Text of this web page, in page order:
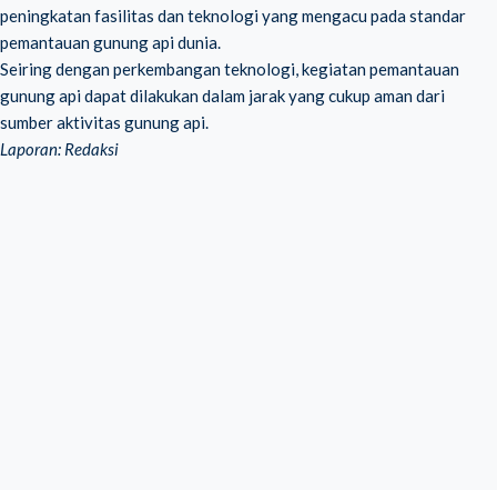
peningkatan fasilitas dan teknologi yang mengacu pada standar
pemantauan gunung api dunia.
Seiring dengan perkembangan teknologi, kegiatan pemantauan
gunung api dapat dilakukan dalam jarak yang cukup aman dari
sumber aktivitas gunung api.
Laporan: Redaksi